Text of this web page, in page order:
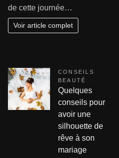
de cette journée…
Voir article complet
CONSEILS
BEAUTÉ
Quelques
conseils pour
avoir une
silhouette de
rêve à son
mariage